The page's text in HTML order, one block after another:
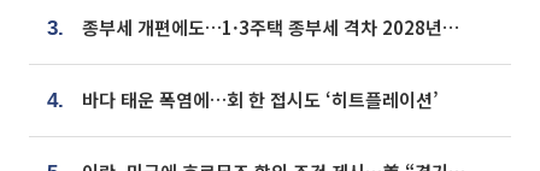
3. 종부세 개편에도…1·3주택 종부세 격차 2028년부터 확대
4. 바다 태운 폭염에…회 한 접시도 ‘히트플레이션’